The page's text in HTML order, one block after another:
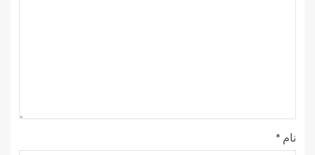
نام *